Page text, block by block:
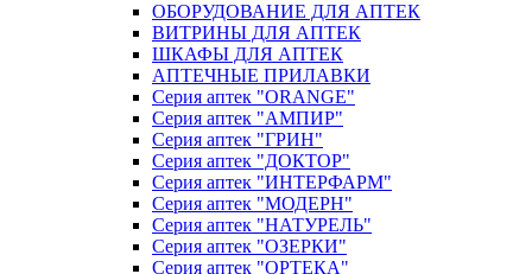
ОБОРУДОВАНИЕ ДЛЯ АПТЕК
ВИТРИНЫ ДЛЯ АПТЕК
ШКАФЫ ДЛЯ АПТЕК
АПТЕЧНЫЕ ПРИЛАВКИ
Серия аптек "ORANGE"
Серия аптек "АМПИР"
Серия аптек "ГРИН"
Серия аптек "ДОКТОР"
Серия аптек "ИНТЕРФАРМ"
Серия аптек "МОДЕРН"
Серия аптек "НАТУРЕЛЬ"
Серия аптек "ОЗЕРКИ"
Серия аптек "ОРТЕКА"